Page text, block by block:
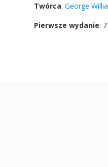
Twórca: George
Pierwsze wydanie: